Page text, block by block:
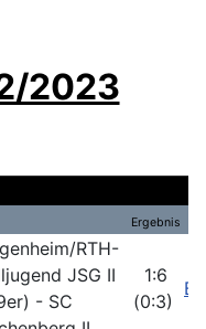
2023
Ergebnis
RTH-
JSG II
- SC
1:6
(0:3)